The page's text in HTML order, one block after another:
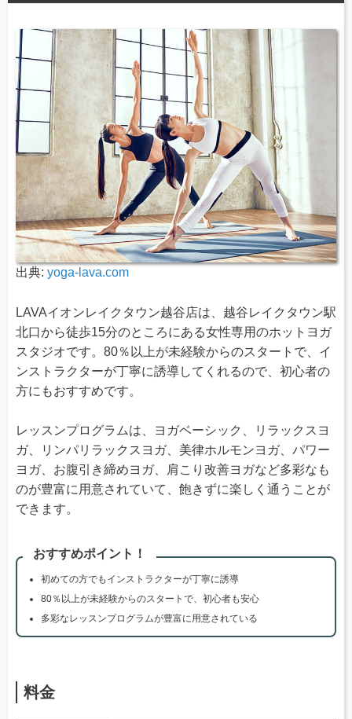
出典: yoga-lava.com
LAVAイオンレイクタウン越谷店は、越谷レイクタウン駅
北口から徒歩15分のところにある女性専用のホットヨガ
スタジオです。80％以上が未経験からのスタートで、イ
ンストラクターが丁寧に誘導してくれるので、初心者の
方にもおすすめです。
レッスンプログラムは、ヨガベーシック、リラックスヨ
ガ、リンパリラックスヨガ、美律ホルモンヨガ、パワー
ヨガ、お腹引き締めヨガ、肩こり改善ヨガなど多彩なも
のが豊富に用意されていて、飽きずに楽しく通うことが
できます。
おすすめポイント！
初めての方でもインストラクターが丁寧に誘導
80％以上が未経験からのスタートで、初心者も安心
多彩なレッスンプログラムが豊富に用意されている
料金